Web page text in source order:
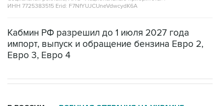
Кабмин РФ разрешил до 1 июля 2027 года
Евро 3, Евро 4